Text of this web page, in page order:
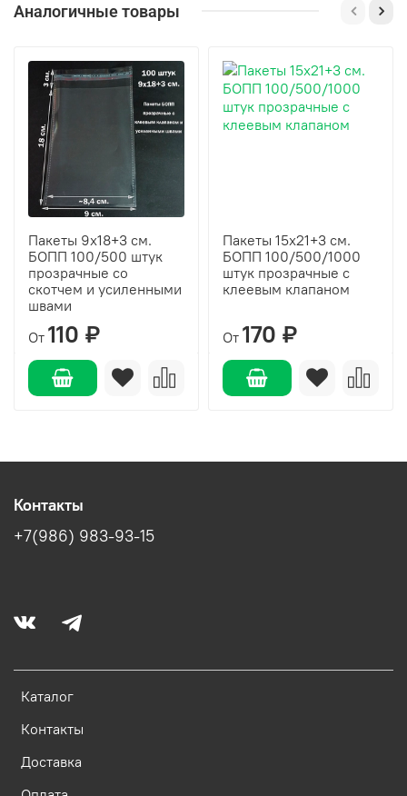
Аналогичные товары
Пакеты 9х18+3 см.
БОПП 100/500 штук
прозрачные со
скотчем и усиленными
швами
От 110 ₽
Пакеты 15х21+3 см.
БОПП 100/500/1000
штук прозрачные с
клеевым клапаном
От 170 ₽
Каталог
Контакты
Доставка
Контакты
+7(986) 983-93-15